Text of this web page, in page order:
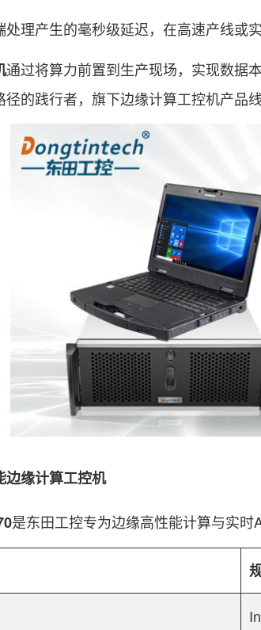
处理产生的毫秒级延迟，在高速产线或
通过将算力前置到生产现场，实现数据
的践行者，旗下边缘计算工控机产品
缘计算工控机
是东田工控专为边缘高性能计算与实时